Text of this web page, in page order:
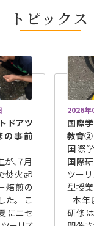
トピックス
ドアツ
の事前
、７月
焚火起
焙煎の
た。 こ
にニセ
2026年
国際
教育②
国際
国際研
ツー
型授業
本年
研修